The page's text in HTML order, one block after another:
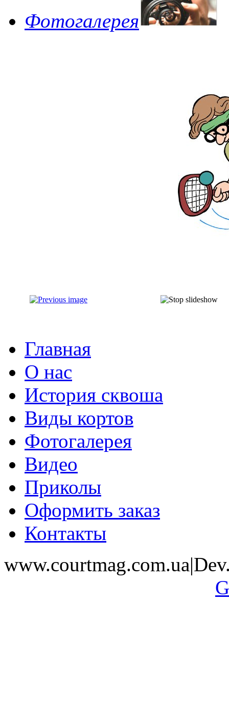
Фотогалерея
Главная
О нас
История сквоша
Виды кортов
Фотогалерея
Видео
Приколы
Оформить заказ
Контакты